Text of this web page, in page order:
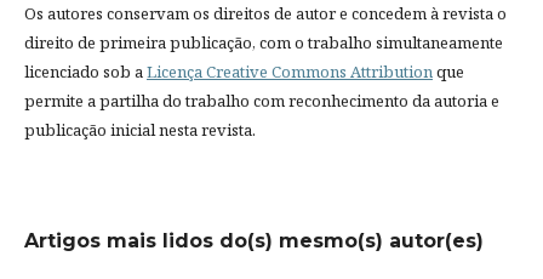
Os autores conservam os direitos de autor e concedem à revista o
direito de primeira publicação, com o trabalho simultaneamente
licenciado sob aLicença Creative Commons Attributionque
permite a partilha do trabalho com reconhecimento da autoria e
publicação inicial nesta revista.
Artigos mais lidos do(s) mesmo(s) autor(es)